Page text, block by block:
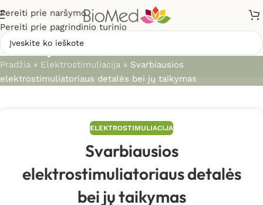
Pereiti prie naršymo
Pereiti prie pagrindinio turinio
Straipsniai
Pradžia » Elektrostimuliacija » Svarbiausios
elektrostimuliatoriaus detalės bei jų taikymas
ELEKTROSTIMULIACIJA
Svarbiausios
elektrostimuliatoriaus detalės
bei jų taikymas